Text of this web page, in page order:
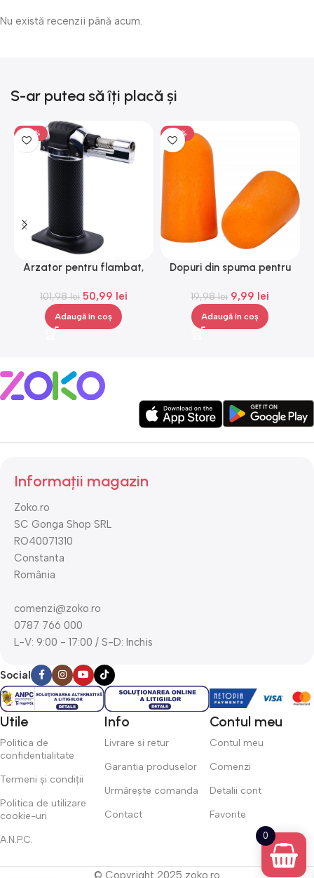
Nu există recenzii până acum.
S-ar putea să îți placă și
-50%
Arzator pentru flambat,
Gonga®
101,98lei 50,99 lei
Adaugă în coș
-50%
Dopuri din spuma pentru
19,98lei 9,99 lei
Adaugă în coș
Informații magazin
Zoko.ro
SC Gonga Shop SRL
RO40071310
Constanta
România
comenzi@zoko.ro
0787 766 000
L-V: 9:00 - 17:00 / S-D: Inchis
Social
Utile
Politica de
confidentialitate
Termeni și condiții
Politica de utilizare
cookie-uri
A.N.P.C.
Info
Livrare si retur
Garantia produselor
Urmărește comanda
Contact
Contul meu
Contul meu
Comenzi
Detalii cont
Favorite
© Copyright 2025 zoko.ro
0